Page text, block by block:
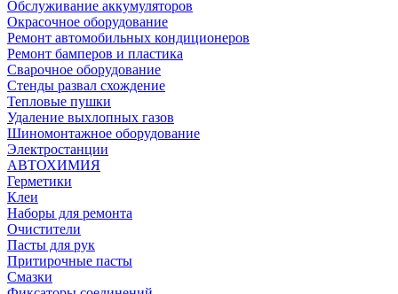
Обслуживание аккумуляторов
Окрасочное оборудование
Ремонт автомобильных кондиционеров
Ремонт бамперов и пластика
Сварочное оборудование
Стенды развал схождение
Тепловые пушки
Удаление выхлопных газов
Шиномонтажное оборудование
Электростанции
АВТОХИМИЯ
Герметики
Клеи
Наборы для ремонта
Очистители
Пасты для рук
Притирочные пасты
Смазки